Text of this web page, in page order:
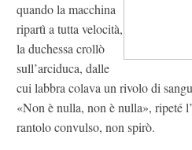
quando la macchina
ripartì a tutta velocità,
la duchessa crollò
sull’arciduca, dalle
cui labbra colava un rivolo di
«Non è nulla, non è nulla», ripeté
rantolo convulso, non spirò.